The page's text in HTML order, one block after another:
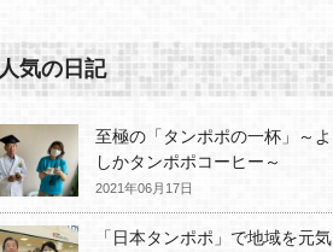
人気の日記
至極の「タンポポの一杯」～よ
しかタンポポコーヒー～
2021年06月17日
「日本タンポポ」で地域を元気